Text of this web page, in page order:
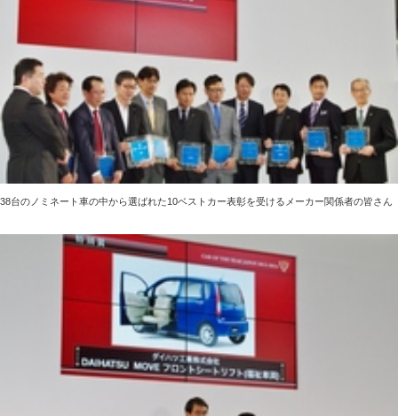
38台のノミネート車の中から選ばれた10ベストカー表彰を受けるメーカー関係者の皆さん